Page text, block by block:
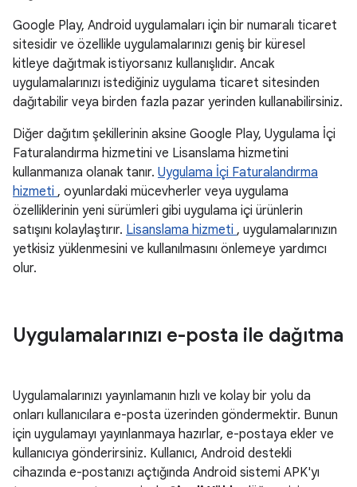
Google Play, Android uygulamaları için bir numaralı ticaret
sitesidir ve özellikle uygulamalarınızı geniş bir küresel
kitleye dağıtmak istiyorsanız kullanışlıdır. Ancak
uygulamalarınızı istediğiniz uygulama ticaret sitesinden
dağıtabilir veya birden fazla pazar yerinden kullanabilirsiniz.
Diğer dağıtım şekillerinin aksine Google Play, Uygulama İçi
Faturalandırma hizmetini ve Lisanslama hizmetini
kullanmanıza olanak tanır. Uygulama İçi Faturalandırma
hizmeti , oyunlardaki mücevherler veya uygulama
özelliklerinin yeni sürümleri gibi uygulama içi ürünlerin
satışını kolaylaştırır. Lisanslama hizmeti , uygulamalarınızın
yetkisiz yüklenmesini ve kullanılmasını önlemeye yardımcı
olur.
Uygulamalarınızı e-posta ile dağıtma
Uygulamalarınızı yayınlamanın hızlı ve kolay bir yolu da
onları kullanıcılara e-posta üzerinden göndermektir. Bunun
için uygulamayı yayınlanmaya hazırlar, e-postaya ekler ve
kullanıcıya gönderirsiniz. Kullanıcı, Android destekli
cihazında e-postanızı açtığında Android sistemi APK'yı